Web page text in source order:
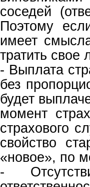
соседей
Поэтому
имеет
тратить свое
- Выплата
без
будет
момент
страхового
свойство
«новое», по
-